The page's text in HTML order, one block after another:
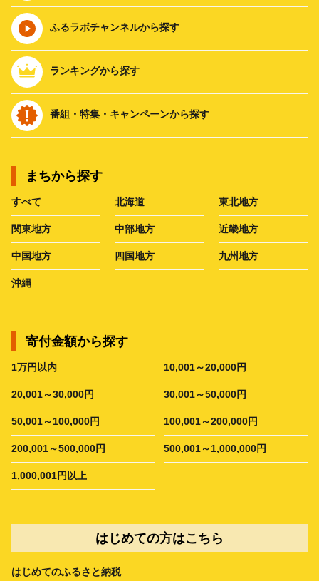
ふるラボチャンネルから探す
ランキングから探す
番組・特集・キャンペーンから探す
まちから探す
すべて 北海道 東北地方
関東地方 中部地方 近畿地方
中国地方 四国地方 九州地方
沖縄
寄付金額から探す
1万円以内 10,001～20,000円
20,001～30,000円 30,001～50,000円
50,001～100,000円 100,001～200,000円
200,001～500,000円 500,001～1,000,000円
1,000,001円以上
はじめての方はこちら
はじめてのふるさと納税